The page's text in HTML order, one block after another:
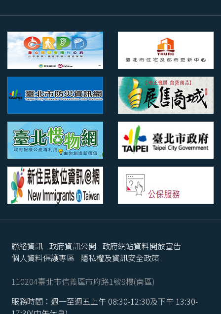
聯絡資訊 政府資訊公開 政府網站資料開放宣告
個人資料保護專區 隱私權及資訊安全政策
110204臺北市信義區市府路1號9樓(南區)
服務時間：週一至週五上午 08:30-12:30及下午 13:30-